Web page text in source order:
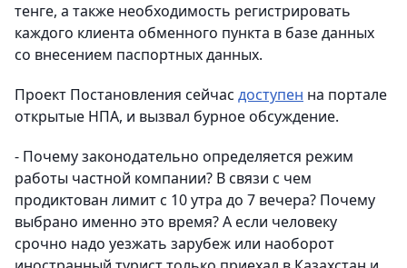
тенге, а также необходимость регистрировать
каждого клиента обменного пункта в базе данных
со внесением паспортных данных.
Проект Постановления сейчас доступен на портале
открытые НПА, и вызвал бурное обсуждение.
- Почему законодательно определяется режим
работы частной компании? В связи с чем
продиктован лимит с 10 утра до 7 вечера? Почему
выбрано именно это время? А если человеку
срочно надо уезжать зарубеж или наоборот